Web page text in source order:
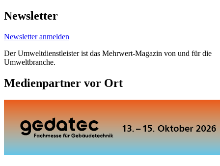
Newsletter
Newsletter anmelden
Der Umweltdienstleister ist das Mehrwert-Magazin von und für die
Umweltbranche.
Medienpartner vor Ort